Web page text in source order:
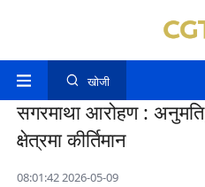
खोजी
सगरमाथा आरोहण :
क्षेत्रमा कीर्तिमान
08:01:42 2026-05-09